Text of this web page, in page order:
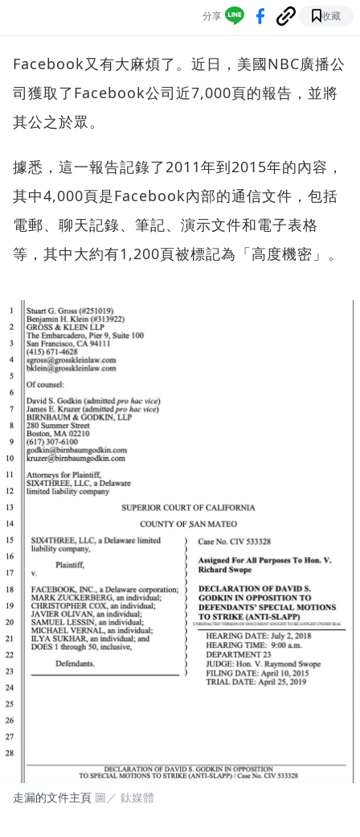
分享 收藏
Facebook又有大麻煩了。近日，美國NBC廣播公
司獲取了Facebook公司近7,000頁的報告，並將
其公之於眾。
據悉，這一報告記錄了2011年到2015年的內容，
其中4,000頁是Facebook內部的通信文件，包括
電郵、聊天記錄、筆記、演示文件和電子表格
等，其中大約有1,200頁被標記為「高度機密」。
走漏的文件主頁 圖／ 鈦媒體